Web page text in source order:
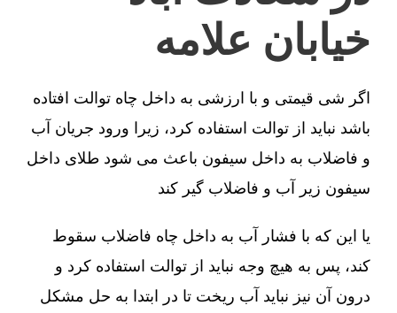
خیابان علامه
اگر شی قیمتی و با ارزشی به داخل چاه توالت افتاده
باشد نباید از توالت استفاده کرد، زیرا ورود جریان آب
و فاضلاب به داخل سیفون باعث می شود طلای داخل
سیفون زیر آب و فاضلاب گیر کند
یا این که با فشار آب به داخل چاه فاضلاب سقوط
کند، پس به هیچ وجه نباید از توالت استفاده کرد و
درون آن نیز نباید آب ریخت تا در ابتدا به حل مشکل